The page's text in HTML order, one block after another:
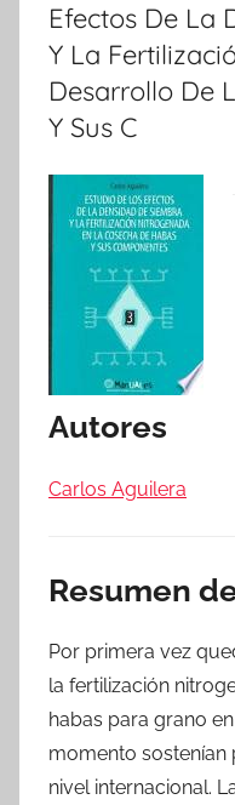
Efectos De La
Y La
Desarrollo De
Y Sus C
Autores
Carlos Aguilera
Resumen
Por primera vez
la fertilización
habas para grano
momento sostenían
nivel internacional.